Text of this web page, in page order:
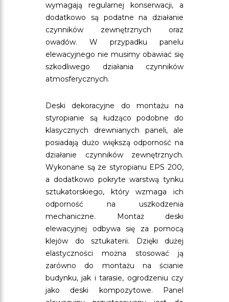
wymagają regularnej konserwacji, a
dodatkowo są podatne na działanie
czynników zewnętrznych oraz
owadów. W przypadku panelu
elewacyjnego nie musimy obawiać się
szkodliwego działania czynników
atmosferycznych.
Deski dekoracyjne do montażu na
styropianie są łudząco podobne do
klasycznych drewnianych paneli, ale
posiadają dużo większą odporność na
działanie czynników zewnętrznych.
Wykonane są ze styropianu EPS 200,
a dodatkowo pokryte warstwą tynku
sztukatorskiego, który wzmaga ich
odporność na uszkodzenia
mechaniczne. Montaż deski
elewacyjnej odbywa się za pomocą
klejów do sztukaterii. Dzięki dużej
elastyczności można stosować ją
zarówno do montażu na ścianie
budynku, jak i tarasie, ogrodzeniu czy
jako deski kompozytowe. Panel